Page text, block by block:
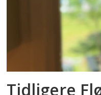
Tidligere